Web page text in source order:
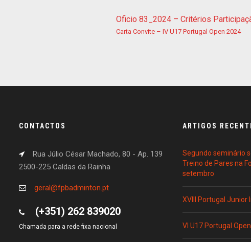
Oficio 83_2024 – Critérios
Carta Convite – IV U17 Portugal Open 2024
CONTACTOS
Rua Júlio César Machado, 80 - Ap. 139
2500-225 Caldas da Rainha
geral@fpbadminton.pt
(+351) 262 839020
Chamada para a rede fixa nacional
ARTIGOS
Segundo seminário
Treino de Pares na
setembro
XVIII Portugal Junior
VI U17 Portugal